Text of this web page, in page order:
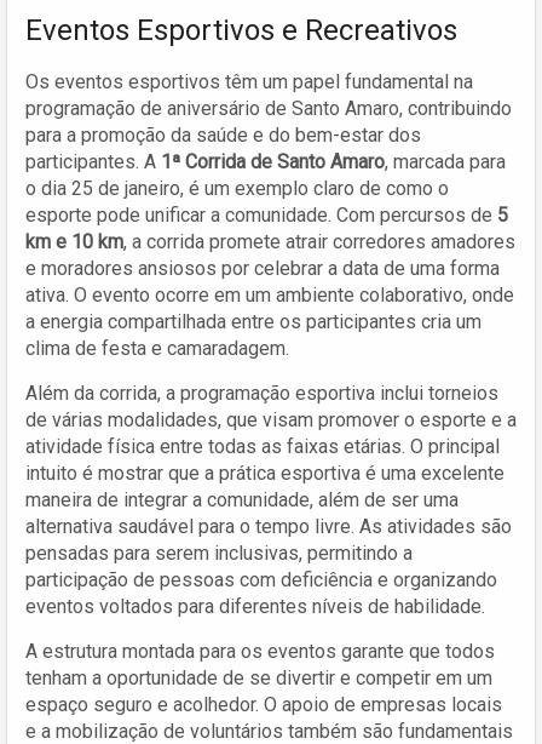
Eventos Esportivos e Recreativos
Os eventos esportivos têm um papel fundamental na
programação de aniversário de Santo Amaro, contribuindo
para a promoção da saúde e do bem-estar dos
participantes. A 1ª Corrida de Santo Amaro, marcada para
o dia 25 de janeiro, é um exemplo claro de como o
esporte pode unificar a comunidade. Com percursos de 5
km e 10 km, a corrida promete atrair corredores amadores
e moradores ansiosos por celebrar a data de uma forma
ativa. O evento ocorre em um ambiente colaborativo, onde
a energia compartilhada entre os participantes cria um
clima de festa e camaradagem.
Além da corrida, a programação esportiva inclui torneios
de várias modalidades, que visam promover o esporte e a
atividade física entre todas as faixas etárias. O principal
intuito é mostrar que a prática esportiva é uma excelente
maneira de integrar a comunidade, além de ser uma
alternativa saudável para o tempo livre. As atividades são
pensadas para serem inclusivas, permitindo a
participação de pessoas com deficiência e organizando
eventos voltados para diferentes níveis de habilidade.
A estrutura montada para os eventos garante que todos
tenham a oportunidade de se divertir e competir em um
espaço seguro e acolhedor. O apoio de empresas locais
e a mobilização de voluntários também são fundamentais